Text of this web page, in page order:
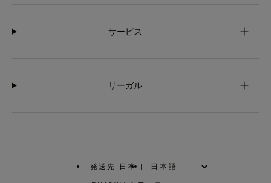
サービス
リーガル
発送先 日本 |